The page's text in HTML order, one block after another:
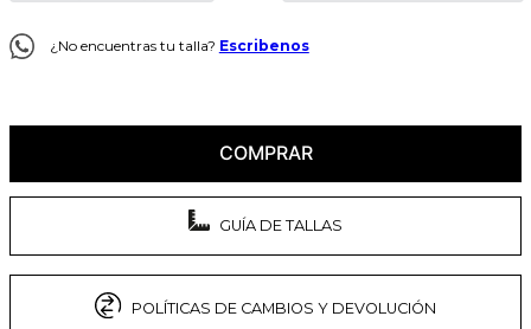
¿No encuentras tu talla? Escribenos
COMPRAR
GUÍA DE TALLAS
POLÍTICAS DE CAMBIOS Y DEVOLUCIÓN